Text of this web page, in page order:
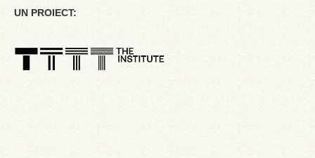
UN PROIECT: